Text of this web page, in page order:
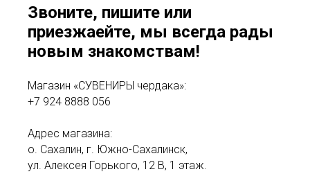
Звоните, пишите или
приезжаейте, мы всегда рады
новым знакомствам!
Магазин «СУВЕНИРЫ чердака»:
+7 924 8888 056
Адрес магазина:
о. Сахалин, г. Южно-Сахалинск,
ул. Алексея Горького, 12 В, 1 этаж.